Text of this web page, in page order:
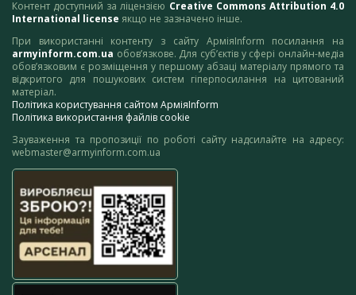
Контент доступний за ліцензією Creative Commons Attribution 4.0
International license якщо не зазначено інше.
При використанні контенту з сайту АрміяInform посилання на
armyinform.com.ua обов’язкове. Для суб’єктів у сфері онлайн-медіа
обов’язковим є розміщення у першому абзаці матеріалу прямого та
відкритого для пошукових систем гіперпосилання на цитований
матеріал.
Політика користування сайтом АрміяInform
Політика використання файлів cookie
Зауваження та пропозиції по роботі сайту надсилайте на адресу:
webmaster@armyinform.com.ua